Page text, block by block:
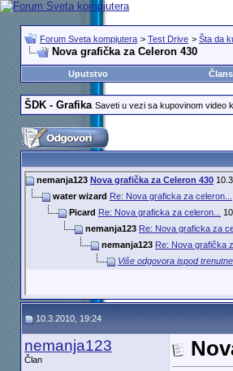
Forum Sveta kompjutera > Test Drive > Šta da
Nova grafička za Celeron 430
Uputstvo
ŠDK - Grafika Saveti u vezi sa kupovinom video
nemanja123 Nova grafička za Celeron 430
water wizard Re: Nova graficka za celeron...
Picard Re: Nova graficka za celeron...
nemanja123 Re: Nova graficka za
nemanja123 Re: Nova grafička
Više odgovora ispod trenutne
10.3.2010, 19:24
nemanja123
Član